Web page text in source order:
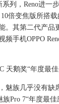
列，Reno进一
倍变焦版所搭
。其第二代产品
手机OPPO
天鹅奖“年度最
魅族几乎没有缺
族Pro 7“年度最